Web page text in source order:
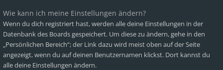
Wie kann ich meine Einstellungen ändern?
Wenn du dich registriert hast, werden alle deine Einstellungen in der
Datenbank des Boards gespeichert. Um diese zu ändern, gehe in den
„Persönlichen Bereich“; der Link dazu wird meist oben auf der Seite
angezeigt, wenn du auf deinen Benutzernamen klickst. Dort kannst du
alle deine Einstellungen ändern.